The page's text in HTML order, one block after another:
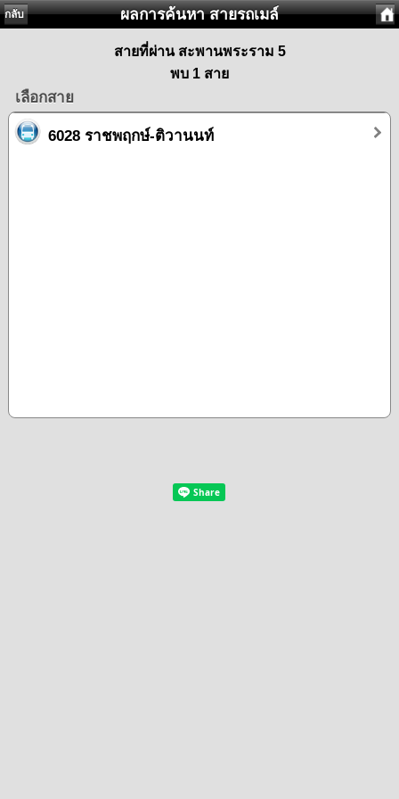
กลับ ผลการค้นหา สายรถเมล์
สายที่ผ่าน สะพานพระราม 5
พบ 1 สาย
เลือกสาย
6028 ราชพฤกษ์-ติวานนท์